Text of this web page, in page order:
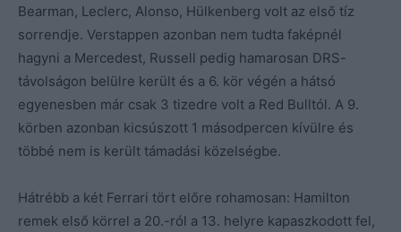
Bearman, Leclerc, Alonso, Hülkenberg volt az első tíz
sorrendje. Verstappen azonban nem tudta faképnél
hagyni a Mercedest, Russell pedig hamarosan DRS-
távolságon belülre került és a 6. kör végén a hátsó
egyenesben már csak 3 tizedre volt a Red Bulltól. A 9.
körben azonban kicsúszott 1 másodpercen kívülre és
többé nem is került támadási közelségbe.
Hátrébb a két Ferrari tört előre rohamosan: Hamilton
remek első körrel a 20.-ról a 13. helyre kapaszkodott fel,